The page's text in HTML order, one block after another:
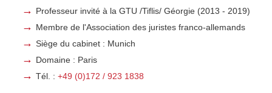
Professeur invité à la GTU /Tiflis/ Géorgie (2013 - 2019)
Membre de l'Association des juristes franco-allemands
Siège du cabinet : Munich
Domaine : Paris
Tél. :+49 (0)172 / 923 1838